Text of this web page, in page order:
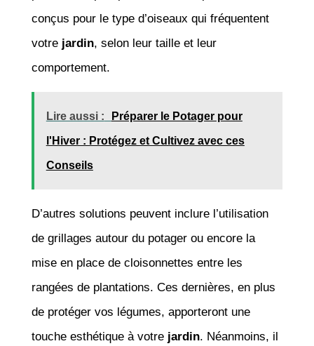
conçus pour le type d’oiseaux qui fréquentent
votre jardin, selon leur taille et leur
comportement.
Lire aussi : Préparer le Potager pour
l'Hiver : Protégez et Cultivez avec ces
Conseils
D’autres solutions peuvent inclure l’utilisation
de grillages autour du potager ou encore la
mise en place de cloisonnettes entre les
rangées de plantations. Ces dernières, en plus
de protéger vos légumes, apporteront une
touche esthétique à votre jardin. Néanmoins, il